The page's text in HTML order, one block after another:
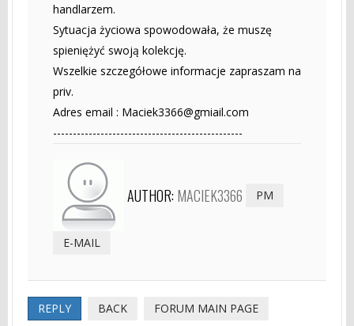
handlarzem.
Sytuacja życiowa spowodowała, że muszę
spieniężyć swoją kolekcję.
Wszelkie szczegółowe informacje zapraszam na
priv.
Adres email : Maciek3366@gmiail.com
------------------------------------------------
AUTHOR: MACIEK3366 PM
E-MAIL
REPLY BACK FORUM MAIN PAGE